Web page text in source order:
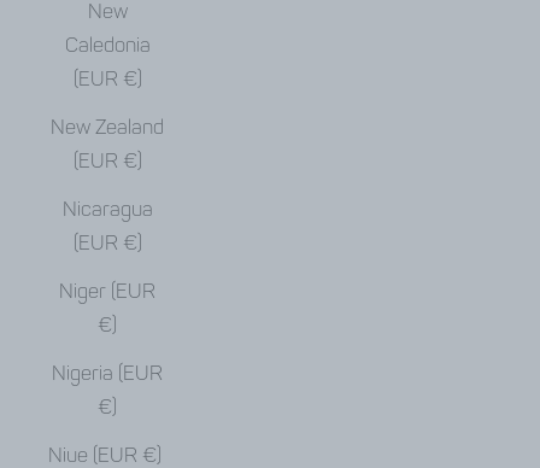
New
Caledonia
(EUR €)
New Zealand
(EUR €)
Nicaragua
(EUR €)
Niger (EUR
€)
Nigeria (EUR
€)
Niue (EUR €)